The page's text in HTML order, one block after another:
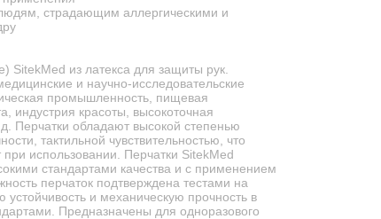
страдающим аллергическими и
SitekMed из латекса для защиты рук.
и научно-исследовательские
промышленность, пищевая
красоты, высокоточная
Перчатки обладают высокой степенью
тактильной чувствительностью, что
использовании. Перчатки SitekMed
стандартами качества и с применением
перчаток подтверждена тестами на
и механическую прочность в
Предназначены для одноразового